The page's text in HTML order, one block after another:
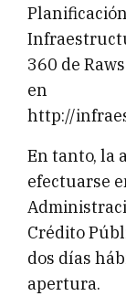
360 de
en
http://
En tanto, la
efectuarse
Crédito
dos días
apertura.